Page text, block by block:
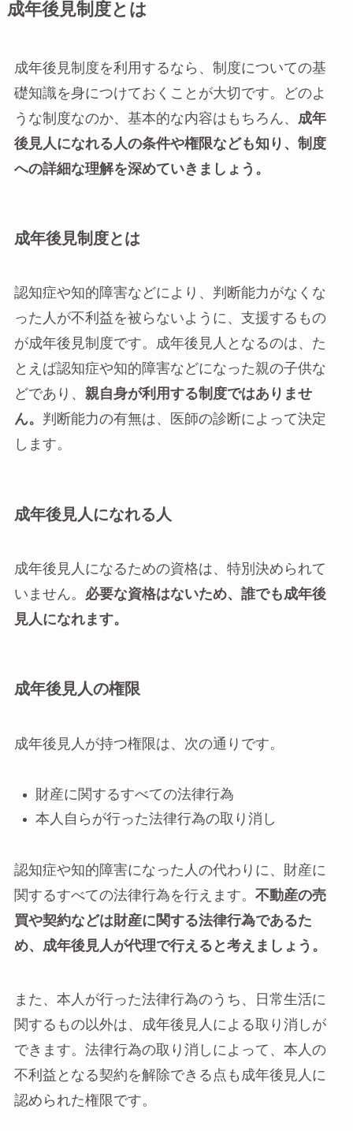
成年後見制度とは
成年後見制度を利用するなら、制度についての基
礎知識を身につけておくことが大切です。どのよ
うな制度なのか、基本的な内容はもちろん、 成年
後見人になれる人の条件や権限なども知り、制度
への詳細な理解を深めていきましょう。
成年後見制度とは
認知症や知的障害などにより、判断能力がなくな
った人が不利益を被らないように、支援するもの
が成年後見制度です。成年後見人となるのは、た
とえば認知症や知的障害などになった親の子供な
どであり、 親自身が利用する制度ではありませ
ん。 判断能力の有無は、医師の診断によって決定
します。
成年後見人になれる人
成年後見人になるための資格は、特別決められて
いません。 必要な資格はないため、誰でも成年後
見人になれます。
成年後見人の権限
成年後見人が持つ権限は、次の通りです。
財産に関するすべての法律行為
本人自らが行った法律行為の取り消し
認知症や知的障害になった人の代わりに、財産に
関するすべての法律行為を行えます。 不動産の売
買や契約などは財産に関する法律行為であるた
め、成年後見人が代理で行えると考えましょう。
また、本人が行った法律行為のうち、日常生活に
関するもの以外は、成年後見人による取り消しが
できます。法律行為の取り消しによって、本人の
不利益となる契約を解除できる点も成年後見人に
認められた権限です。